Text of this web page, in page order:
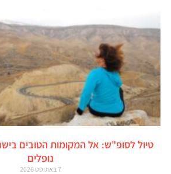
טיול לסופ"ש: אל המקומות הטובים
נופלים
7 באוגוסט 2026